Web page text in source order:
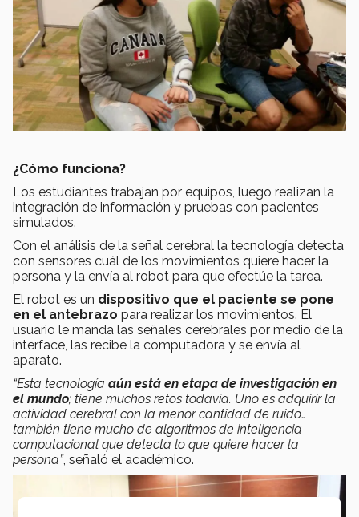
¿Cómo funciona?
Los estudiantes trabajan por equipos, luego realizan la
integración de información y pruebas con pacientes
simulados.
Con el análisis de la señal cerebral la tecnología detecta
con sensores cuál de los movimientos quiere hacer la
persona y la envía al robot para que efectúe la tarea.
El robot es un dispositivo que el paciente se pone
en el antebrazo para realizar los movimientos. El
usuario le manda las señales cerebrales por medio de la
interface, las recibe la computadora y se envía al
aparato.
“Esta tecnología aún está en etapa de investigación en
el mundo; tiene muchos retos todavía. Uno es adquirir la
actividad cerebral con la menor cantidad de ruido…
también tiene mucho de algoritmos de inteligencia
computacional que detecta lo que quiere hacer la
persona”, señaló el académico.